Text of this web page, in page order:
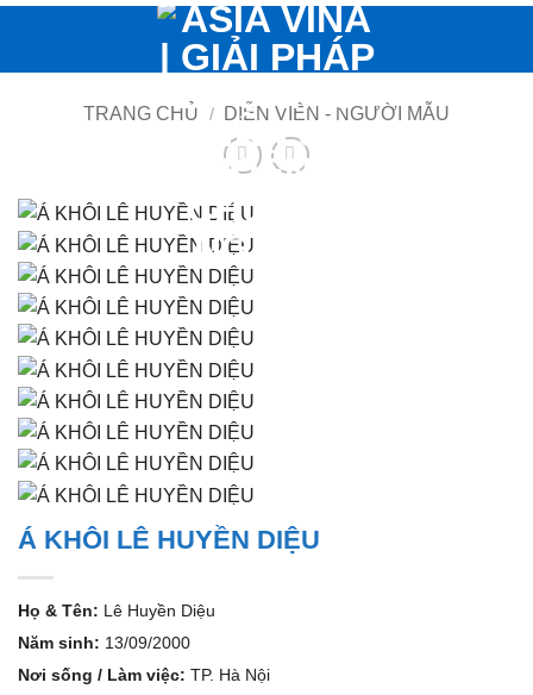
nội
TRANG CHỦ / DIỄN VIÊN - NGƯỜI MẪU
Á KHÔI LÊ HUYỀN DIỆU
Họ & Tên: Lê Huyền Diệu
Năm sinh: 13/09/2000
Nơi sống / Làm việc: TP. Hà Nội